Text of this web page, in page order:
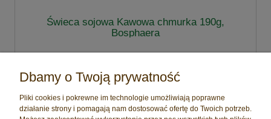
Świeca sojowa Kawowa chmurka 190g,
Bosphaera
do koszyka
Dbamy o Twoją prywatność
Pliki cookies i pokrewne im technologie umożliwiają poprawne
działanie strony i pomagają nam dostosować ofertę do Twoich potrzeb.